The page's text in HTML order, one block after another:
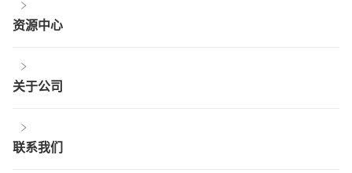
资源中心
关于公司
联系我们